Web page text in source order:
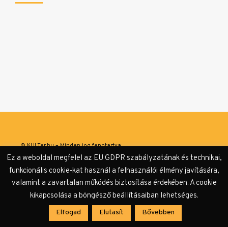
© KULTer.hu – Minden jog fenntartva
Adatvédelmi tájékoztató
Ez a weboldal megfelel az EU GDPR szabályzatának és technikai,
funkcionális cookie-kat használ a felhasználói élmény javítására,
valamint a zavartalan működés biztosítása érdekében. A cookie
kikapcsolása a böngésző beállításaiban lehetséges.
Elfogad Elutasít Bővebben